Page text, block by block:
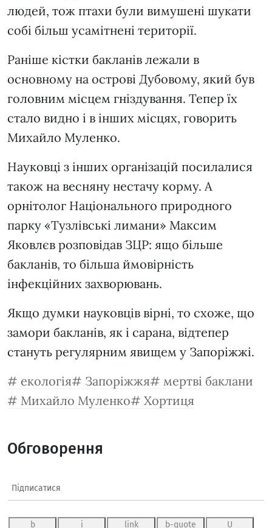
людей, тож птахи були вимушені шукати
собі більш усамітнені території.
Раніше кістки бакланів лежали в
основному на острові Дубовому, який був
головним місцем гніздування. Тепер їх
стало видно і в інших місцях, говорить
Михайло Муленко.
Науковці з інших організацій посилалися
також на весняну нестачу корму. А
орнітолог Національного природного
парку «Тузлівські лимани» Максим
Яковлєв розповідав ЗЦР: ящо більше
бакланів, то більша ймовірність
інфекційних захворювань.
Якщо думки науковців вірні, то схоже, що
замори бакланів, як і сарана, відтепер
стануть регулярним явищем у Запоріжжі.
екологія
Запоріжжя
мертві баклани
Михайло Муленко
Хортиця
Обговорення
Підписатися